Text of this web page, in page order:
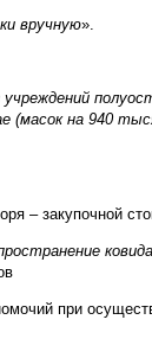
вручную».
(масок на 940
– закупочной
при